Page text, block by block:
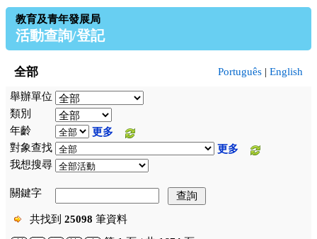
教育及青年發展局
活動查詢/登記
全部 Português | English
舉辦單位
類別
年齡
更多
對象查找
更多
我想搜尋
關鍵字
共找到 25098 筆資料